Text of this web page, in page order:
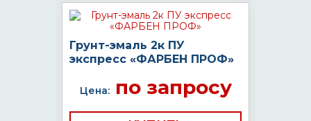
Грунт-эмаль 2к ПУ
экспресс «ФАРБЕН ПРОФ»
Цена:по запросу